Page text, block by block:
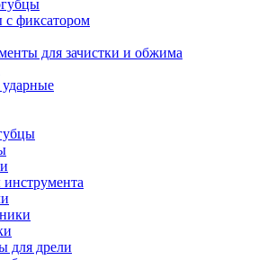
фиксатором
для зачистки и обжима
для дрели